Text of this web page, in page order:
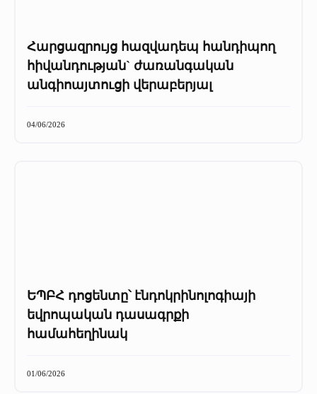
Հարցազրույց հազվադեպ հանդիպող
հիվանդության` ժառանգական
անգիոայտուցի վերաբերյալ
04/06/2026
ԵՊԲՀ դոցենտը՝ էնդոկրինոլոգիայի
եվրոպական դասագրքի
համահեղինակ
01/06/2026